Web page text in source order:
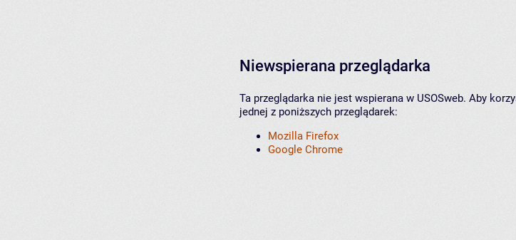
Niewspierana przeglądarka
Ta przeglądarka nie jest wspierana w USOSweb. Aby
jednej z poniższych przeglądarek:
Mozilla Firefox
Google Chrome